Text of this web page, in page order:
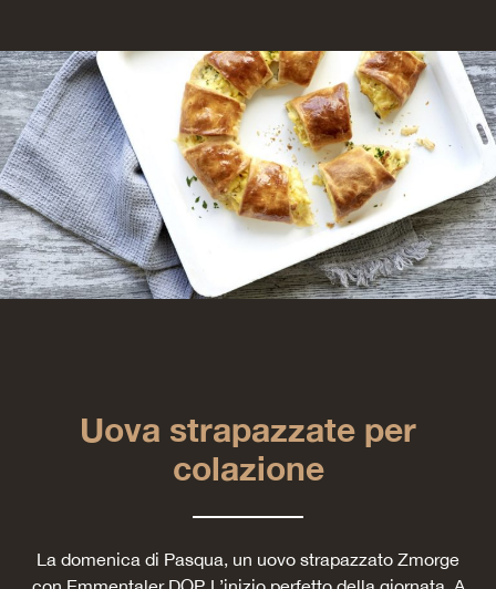
Uova strapazzate per
colazione
La domenica di Pasqua, un uovo strapazzato Zmorge